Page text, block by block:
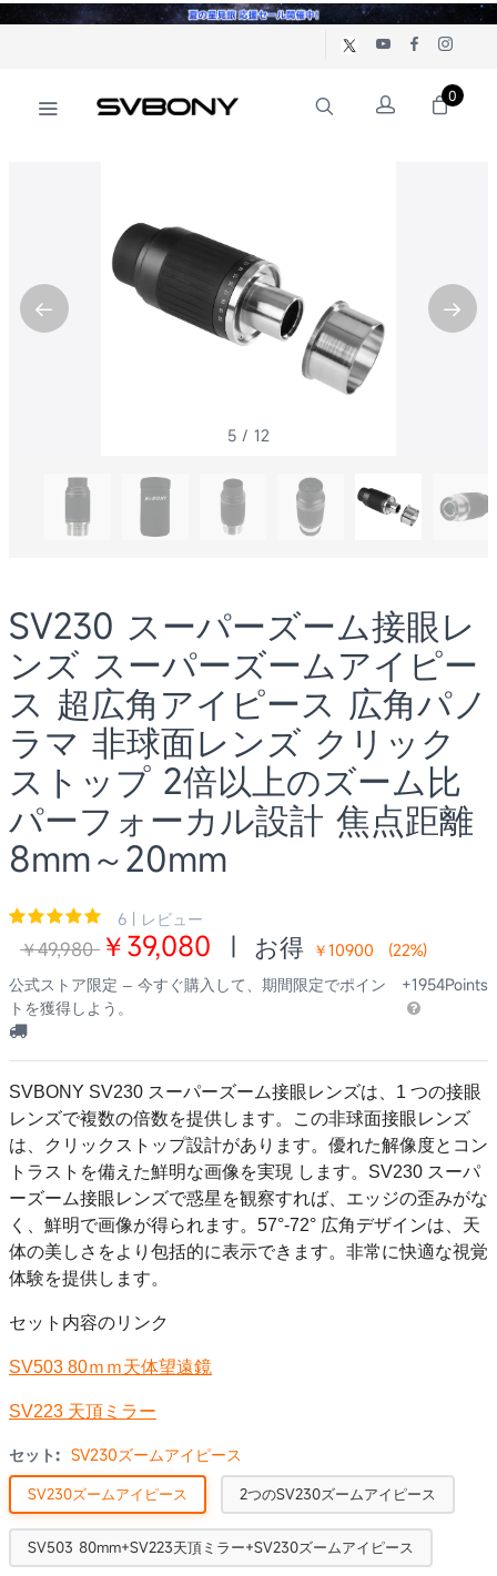
0
6 / 12
SV230 スーパーズーム接眼レ
ンズ スーパーズームアイピー
ス 超広角アイピース 広角パノ
ラマ 非球面レンズ クリック
ストップ 2倍以上のズーム比
パーフォーカル設計 焦点距離
8mm～20mm
6 | レビュー
￥49,980 ￥39,080 | お得 ￥10900 (22%)
公式ストア限定 – 今すぐ購入して、期間限定でポイン
トを獲得しよう。
+1954Points
SVBONY SV230 スーパーズーム接眼レンズは、1 つの接眼
レンズで複数の倍数を提供します。
この非球面接眼レンズ
は、クリックストップ設計があります。優れた解像度とコン
トラストを備えた鮮明な画像を実現 します。SV230 スーパ
ーズーム接眼レンズで惑星を観察すれば、エッジの歪みがな
く、鮮明で画像が得られます。57°-72° 広角デザインは、天
体の美しさをより包括的に表示できます。非常に快適な視覚
体験を提供します。
セット内容のリンク
SV503 80ｍｍ天体望遠鏡
SV223 天頂ミラー
セット: SV230ズームアイピース
SV230ズームアイピース 2つのSV230ズームアイピース
SV503 80mm+SV223天頂ミラー+SV230ズームアイピース